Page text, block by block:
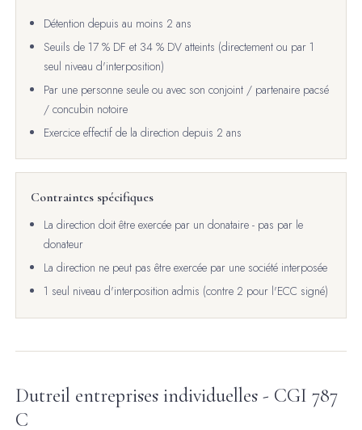
Détention depuis au moins 2 ans
Seuils de 17 % DF et 34 % DV atteints (directement ou par 1
seul niveau d'interposition)
Par une personne seule ou avec son conjoint / partenaire pacsé
/ concubin notoire
Exercice effectif de la direction depuis 2 ans
Contraintes spécifiques
La direction doit être exercée par un donataire - pas par le
donateur
La direction ne peut pas être exercée par une société interposée
1 seul niveau d'interposition admis (contre 2 pour l'ECC signé)
Dutreil entreprises individuelles - CGI 787
C